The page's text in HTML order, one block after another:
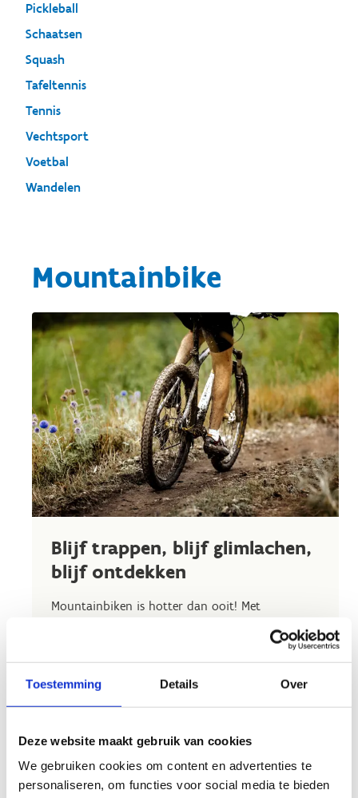
Toestemming Details Over
Deze website maakt gebruik van cookies
We gebruiken cookies om content en advertenties te
personaliseren, om functies voor social media te bieden
Pickleball
Schaatsen
Squash
Tafeltennis
Tennis
Vechtsport
Voetbal
Wandelen
Mountainbike
Blijf trappen, blijf glimlachen,
blijf ontdekken
Mountainbiken is hotter dan ooit! Met
kunnen liefhebbers
volop genieten van deze spannende sport. En
goed nieuws: de populariteit groeit nog steeds,
wat betekent dat er in de toekomst nog meer
Voor degenen die van variatie houden, zijn er
wekelijks vele eenmalige toertochten beschikbaar.
Organiseer je er zo zélf een?Denk dan zeker